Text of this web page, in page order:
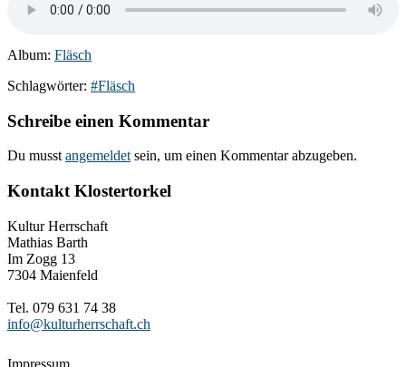
Album: Fläsch
Schlagwörter: #Fläsch
Schreibe einen Kommentar
Du musst angemeldet sein, um einen Kommentar abzugeben.
Kontakt Klostertorkel
Kultur Herrschaft
Mathias Barth
Im Zogg 13
7304 Maienfeld
Tel. 079 631 74 38
info@kulturherrschaft.ch